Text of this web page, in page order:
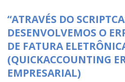
“ATRAVÉS DO
DESENVOLVEMOS O
DE FATURA
(QUICKACCOUNTING
EMPRESARIAL)